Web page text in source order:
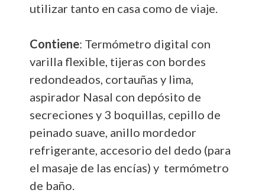
utilizar tanto en casa como de viaje.
Contiene: Termómetro digital con
varilla flexible, tijeras con bordes
redondeados, cortauñas y lima,
aspirador Nasal con depósito de
secreciones y 3 boquillas, cepillo de
peinado suave, anillo mordedor
refrigerante, accesorio del dedo (para
el masaje de las encías) y termómetro
de baño.